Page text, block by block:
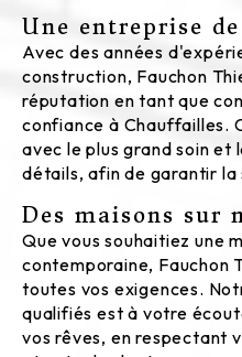
Une entreprise
Avec des années
construction, Fauchon
réputation en tant que
confiance à Chauffailles.
avec le plus grand soin et
détails, afin de garantir
Des maisons sur
Que vous souhaitiez une
contemporaine, Fauchon
toutes vos exigences.
qualifiés est à votre
vos rêves, en respectant